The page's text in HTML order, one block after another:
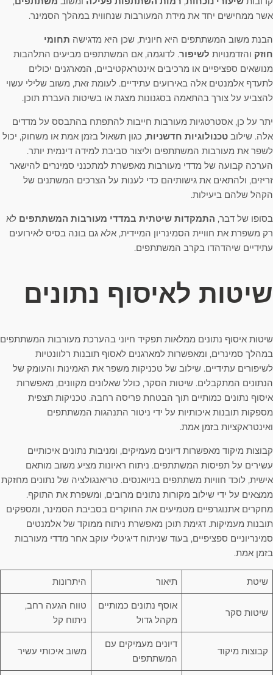
אשר ממחישים יחד את מידת המעורבות שנחווית במהלך הסמינר.
הבנת משוב המשתתפים היא חיונית, שכן היא מדגישה תחומי
חוזק והזדמנויות לשיפור. לדוגמה, אם המשתתפים מביעים התלהבות
מנושאים ספציפיים או מרכיבים אינטראקטיביים, המארגנים יכולים
לתעדף אלמנטים אלה באירועים עתידיים. לעומת זאת, משוב שלילי עשוי
להצביע על צורך בהתאמה בסגנונות מצגת או בשיטות העברת תוכן.
יתר על כן, אסטרטגיות מעורבות חייבות להתפתח בהתבסס על מדדים
אלה. שילוב טכנולוגיות חדשניות, כגון תשאול בזמן אמת או משחוק, יכול
לשפר את מעורבות המשתתפים וליצור סביבת למידה דינמית יותר.
הערכה קבועה של מדדי מעורבות מאפשרת למתכנני סמינרים להישאר
זריזים, ולהתאים את גישותיהם כדי לענות על הצרכים המשתנים של
הקהל שלהם ביעילות.
בסופו של דבר, התמקדות שיטתית במדדי מעורבות המשתתפים לא
רק משפרת את חוויית הסמינריון המיידית, אלא גם בונה בסיס לאירועים
עתידיים שיהדהדו בקרב המשתתפים.
שיטות לאיסוף נתונים
שיטות איסוף נתונים ממלאות תפקיד חיוני בהערכת מעורבות המשתתפים
במהלך סמינרים, ומאפשרות למארגנים לאסוף תובנות רלוונטיות
לשיפורים עתידיים. שילוב של טכניקות משפר את האמינות והעומק של
הנתונים המתקבלים. שיטות הסקר, כולל שאלונים מקוונים, מאפשרות
איסוף נתונים כמותיים תוך הבטחת פריסה רחבה. טכניקות תצפית
מספקות תובנות איכותיות על ידי ניטור התנהגות המשתתפים
ואינטראקציות בזמן אמת.
קבוצות מיקוד מאפשרות דיונים מעמיקים, ומניבות נתונים איכותיים
עשירים על תפיסות המשתתפים. ניתוח ראיונות מציע משוב מותאם
אישית, לוכד חוויות משתתפים בניואנסים. טריאנגולציה של נתונים מחזקת
ממצאים על ידי שילוב מקורות נתונים מרובים, ומשפרת את התוקף.
מחקרים אתנוגרפיים מטמיעים את החוקרים בסביבת הסמינר, ומספקים
תובנות מעמיקות. דגימת תוכן מאפשרת ניתוח ממוקד של אלמנטים
סמינריוניים ספציפיים, בעוד שניתוח דיגיטלי עוקב אחר מדדי מעורבות
בזמן אמת.
שיטת תיאור היתרונות
שיטות סקר
אוסף נתונים כמותיים
מקהל גדול
טווח הגעה רחב,
ניתוח קל
קבוצות מיקוד
דיונים מעמיקים עם
המשתתפים
משוב איכותי עשיר